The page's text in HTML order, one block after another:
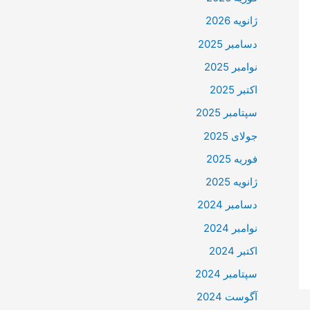
ژانویه 2026
دسامبر 2025
نوامبر 2025
اکتبر 2025
سپتامبر 2025
جولای 2025
فوریه 2025
ژانویه 2025
دسامبر 2024
نوامبر 2024
اکتبر 2024
سپتامبر 2024
آگوست 2024